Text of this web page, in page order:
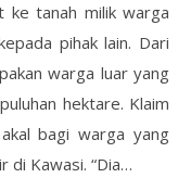
ke tanah milik warga
pihak lain. Dari
warga luar yang
hektare. Klaim
bagi warga yang
di Kawasi. “Dia…